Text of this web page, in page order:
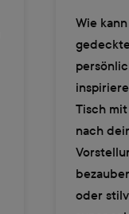
Wie
Tisch
nach
oder